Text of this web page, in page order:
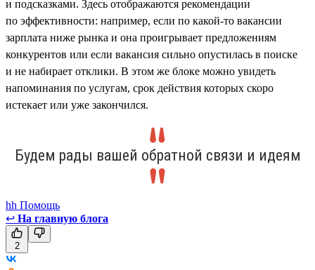
и подсказками. Здесь отображаются рекомендации
по эффективности: например, если по какой-то вакансии
зарплата ниже рынка и она проигрывает предложениям
конкурентов или если вакансия сильно опустилась в поиске
и не набирает отклики. В этом же блоке можно увидеть
напоминания по услугам, срок действия которых скоро
истекает или уже закончился.
Будем рады вашей обратной связи и идеям
hh Помощь
↩ На главную блога
2